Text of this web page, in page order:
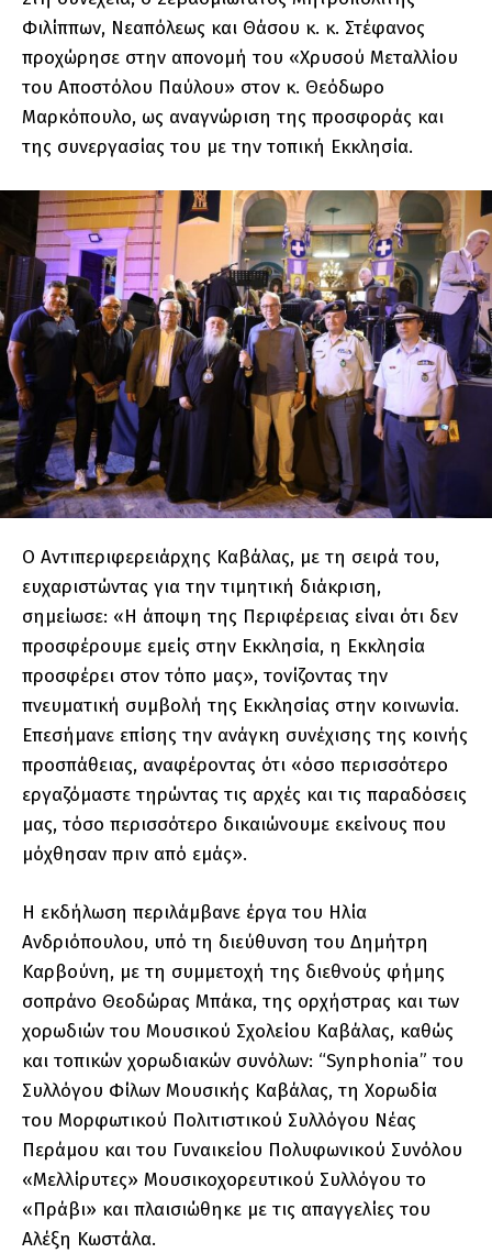
Φιλίππων, Νεαπόλεως και Θάσου κ. κ. Στέφανος
προχώρησε στην απονομή του «Χρυσού Μεταλλίου
του Αποστόλου Παύλου» στον κ. Θεόδωρο
Μαρκόπουλο, ως αναγνώριση της προσφοράς και
της συνεργασίας του με την τοπική Εκκλησία.
Ο Αντιπεριφερειάρχης Καβάλας, με τη σειρά του,
ευχαριστώντας για την τιμητική διάκριση,
σημείωσε: «Η άποψη της Περιφέρειας είναι ότι δεν
προσφέρουμε εμείς στην Εκκλησία, η Εκκλησία
προσφέρει στον τόπο μας», τονίζοντας την
πνευματική συμβολή της Εκκλησίας στην κοινωνία.
Επεσήμανε επίσης την ανάγκη συνέχισης της κοινής
προσπάθειας, αναφέροντας ότι «όσο περισσότερο
εργαζόμαστε τηρώντας τις αρχές και τις παραδόσεις
μας, τόσο περισσότερο δικαιώνουμε εκείνους που
μόχθησαν πριν από εμάς».
Η εκδήλωση περιλάμβανε έργα του Ηλία
Ανδριόπουλου, υπό τη διεύθυνση του Δημήτρη
Καρβούνη, με τη συμμετοχή της διεθνούς φήμης
σοπράνο Θεοδώρας Μπάκα, της ορχήστρας και των
χορωδιών του Μουσικού Σχολείου Καβάλας, καθώς
και τοπικών χορωδιακών συνόλων: “Synphonia” του
Συλλόγου Φίλων Μουσικής Καβάλας, τη Χορωδία
του Μορφωτικού Πολιτιστικού Συλλόγου Νέας
Περάμου και του Γυναικείου Πολυφωνικού Συνόλου
«Μελλίρυτες» Μουσικοχορευτικού Συλλόγου το
«Πράβι» και πλαισιώθηκε με τις απαγγελίες του
Αλέξη Κωστάλα.